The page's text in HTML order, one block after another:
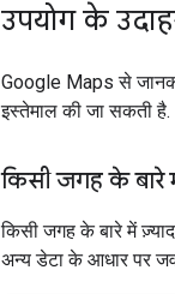
उपयोग के
Google Maps से
इस्तेमाल की जा सकती है.
किसी जगह के बारे
किसी जगह के बारे में
अन्य डेटा के आधार पर